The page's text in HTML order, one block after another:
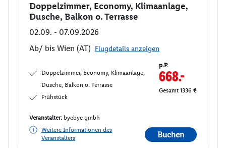
Buchen
Doppelzimmer, Economy, Klimaanlage,
Dusche, Balkon o. Terrasse
02.09. - 07.09.2026
Ab/ bis Wien (AT) Flugdetails anzeigen
Doppelzimmer, Economy, Klimaanlage,
Dusche, Balkon o. Terrasse
Frühstück
p.P.
668.-
Gesamt 1336 €
Veranstalter: byebye gmbh
Weitere Informationen des
Veranstalters
Buchen